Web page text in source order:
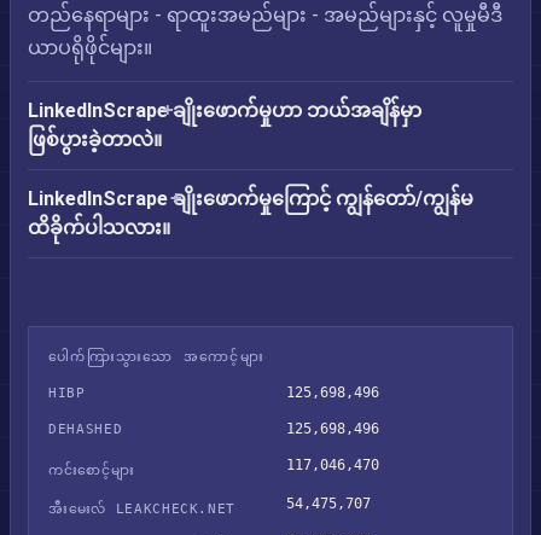
တည်နေရာများ - ရာထူးအမည်များ - အမည်များနှင့် လူမှုမီဒီ
ယာပရိုဖိုင်များ။
LinkedInScrape ချိုးဖောက်မှုဟာ ဘယ်အချိန်မှာ
ဖြစ်ပွားခဲ့တာလဲ။
LinkedInScrape ချိုးဖောက်မှုကြောင့် ကျွန်တော်/ကျွန်မ
ထိခိုက်ပါသလား။
ပေါက်ကြားသွားသော အကောင့်များ
HIBP 125,698,496
DEHASHED 125,698,496
ကင်းစောင့်များ 117,046,470
အီးမေးလ် LEAKCHECK.NET 54,475,707